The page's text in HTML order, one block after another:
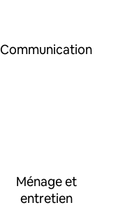
Communication
Ménage et
entretien